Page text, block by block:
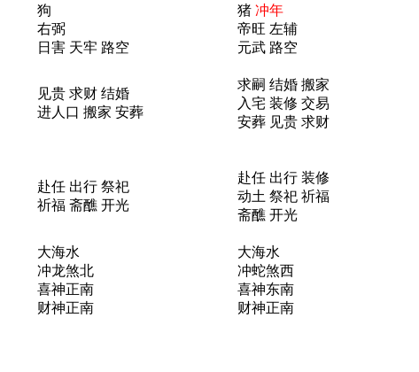
狗 猪 冲年
右弼
帝旺 左辅
日害 天牢 路空 元武 路空
见贵 求财 结婚
进人口 搬家 安葬
求嗣 结婚 搬家
入宅 装修 交易
安葬 见贵 求财
赴任 出行 祭祀
祈福 斋醮 开光
赴任 出行 装修
动土 祭祀 祈福
斋醮 开光
大海水
大海水
冲龙煞北
冲蛇煞西
喜神正南
财神正南
喜神东南
财神正南